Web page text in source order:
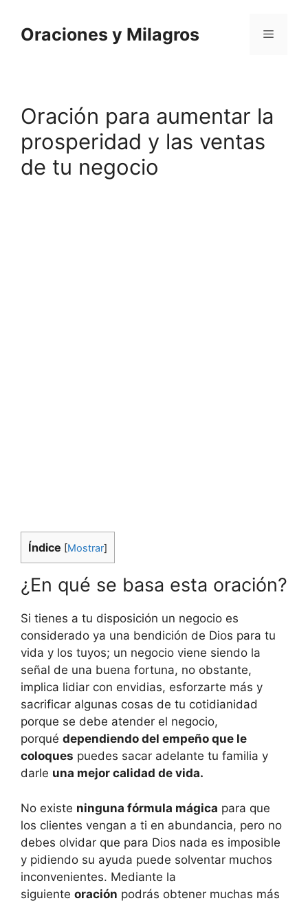
contenido
Oraciones y Milagros Menú
Oración para aumentar la
prosperidad y las ventas
de tu negocio
Índice [Mostrar]
¿En qué se basa esta oración?
Si tienes a tu disposición un negocio es
considerado ya una bendición de Dios para tu
vida y los tuyos; un negocio viene siendo la
señal de una buena fortuna, no obstante,
implica lidiar con envidias, esforzarte más y
sacrificar algunas cosas de tu cotidianidad
porque se debe atender el negocio,
porqué dependiendo del empeño que le
coloques puedes sacar adelante tu familia y
darle una mejor calidad de vida.
No existe ninguna fórmula mágica para que
los clientes vengan a ti en abundancia, pero no
debes olvidar que para Dios nada es imposible
y pidiendo su ayuda puede solventar muchos
inconvenientes. Mediante la
siguiente oración podrás obtener muchas más